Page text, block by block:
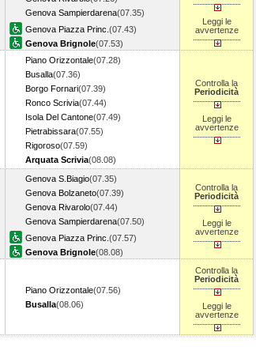
Genova Sampierdarena(07.35)
Genova Piazza Princ. (07.43)
Genova Brignole(07.53)
Leggi le
avvertenze
Piano Orizzontale(07.28)
Busalla(07.36)
Borgo Fornari(07.39)
Ronco Scrivia(07.44)
Isola Del Cantone(07.49)
Pietrabissara(07.55)
Rigoroso(07.59)
Arquata Scrivia(08.08)
Controlla la
Periodicità
Leggi le
avvertenze
Genova S.Biagio(07.35)
Genova Bolzaneto(07.39)
Genova Rivarolo(07.44)
Genova Sampierdarena(07.50)
Genova Piazza Princ. (07.57)
Genova Brignole(08.08)
Controlla la
Periodicità
Leggi le
avvertenze
Piano Orizzontale(07.56)
Busalla(08.06)
Controlla la
Periodicità
Leggi le
avvertenze